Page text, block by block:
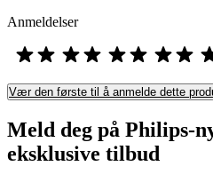
Anmeldelser
Vær den første til å anmelde dette
Meld deg på Philips-
eksklusive tilbud